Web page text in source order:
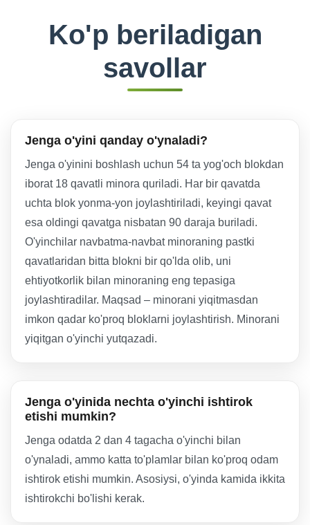
Ko'p beriladigan
savollar
Jenga o'yini qanday o'ynaladi?
Jenga o'yinini boshlash uchun 54 ta yog'och blokdan
iborat 18 qavatli minora quriladi. Har bir qavatda
uchta blok yonma-yon joylashtiriladi, keyingi qavat
esa oldingi qavatga nisbatan 90 daraja buriladi.
O'yinchilar navbatma-navbat minoraning pastki
qavatlaridan bitta blokni bir qo'lda olib, uni
ehtiyotkorlik bilan minoraning eng tepasiga
joylashtiradilar. Maqsad – minorani yiqitmasdan
imkon qadar ko'proq bloklarni joylashtirish. Minorani
yiqitgan o'yinchi yutqazadi.
Jenga o'yinida nechta o'yinchi ishtirok
etishi mumkin?
Jenga odatda 2 dan 4 tagacha o'yinchi bilan
o'ynaladi, ammo katta to'plamlar bilan ko'proq odam
ishtirok etishi mumkin. Asosiysi, o'yinda kamida ikkita
ishtirokchi bo'lishi kerak.